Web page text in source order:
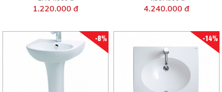
1.220.000 đ 4.240.000 đ
-8% -14%